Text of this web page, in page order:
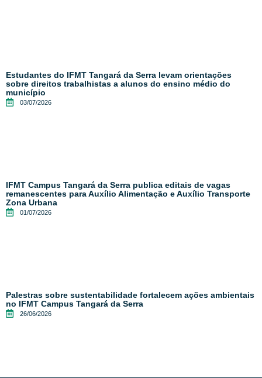
Estudantes do IFMT Tangará da Serra levam orientações
sobre direitos trabalhistas a alunos do ensino médio do
município
03/07/2026
IFMT Campus Tangará da Serra publica editais de vagas
remanescentes para Auxílio Alimentação e Auxílio Transporte
Zona Urbana
01/07/2026
Palestras sobre sustentabilidade fortalecem ações ambientais
no IFMT Campus Tangará da Serra
26/06/2026